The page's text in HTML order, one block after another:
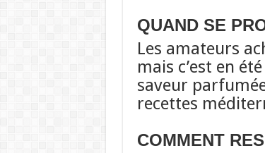
QUAND SE
Les amateurs
mais c’est en
saveur
recettes
COMMENT